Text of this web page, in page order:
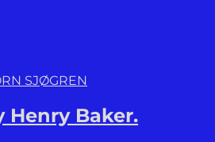
SJØGREN
Henry Baker.